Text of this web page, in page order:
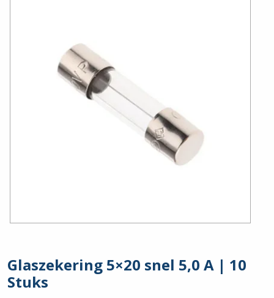
Glaszekering 5×20 snel 5,0 A | 10
Stuks